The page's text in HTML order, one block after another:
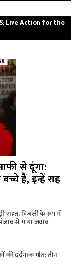
Live Action for the
से दूंगा:
हैं, इन्हें राह
राहत, बिजली के रूप में
से मांगा जवाब
की दर्दनाक मौत; तीन